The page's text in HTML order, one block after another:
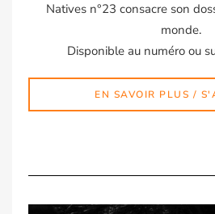
Natives n°23 consacre son
monde.
Disponible au numéro ou
EN SAVOIR PLUS /